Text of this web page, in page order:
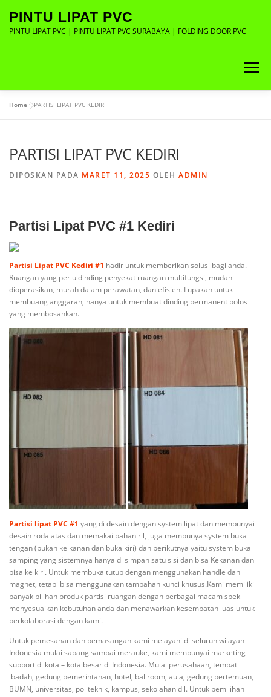
konten
PINTU LIPAT PVC
PINTU LIPAT PVC | PINTU LIPAT PVC SURABAYA | FOLDING DOOR PVC
Menu
Home »PARTISI LIPAT PVC KEDIRI
PARTISI LIPAT PVC KEDIRI
DIPOSKAN PADA MARET 11, 2025 OLEH ADMIN
Partisi Lipat PVC #1 Kediri
Partisi Lipat PVC Kediri #1 hadir untuk memberikan solusi bagi anda.
Ruangan yang perlu dinding penyekat ruangan multifungsi, mudah
dioperasikan, murah dalam perawatan, dan efisien. Lupakan untuk
membuang anggaran, hanya untuk membuat dinding permanent polos
yang membosankan.
Partisi lipat PVC #1 yang di desain dengan system lipat dan mempunyai
desain roda atas dan memakai bahan ril, juga mempunya system buka
tengan (bukan ke kanan dan buka kiri) dan berikutnya yaitu system buka
samping yang sistemnya hanya di simpan satu sisi dan bisa Kekanan dan
bisa ke kiri. Untuk membuka tutup dengan menggunakan handle dan
magnet, tetapi bisa menggunakan tambahan kunci khusus.Kami memiliki
banyak pilihan produk partisi ruangan dengan berbagai macam spek
menyesuaikan kebutuhan anda dan menawarkan kesempatan luas untuk
berkolaborasi dengan kami.
Untuk pemesanan dan pemasangan kami melayani di seluruh wilayah
Indonesia mulai sabang sampai merauke, kami mempunyai marketing
support di kota – kota besar di Indonesia. Mulai perusahaan, tempat
ibadah, gedung pemerintahan, hotel, ballroom, aula, gedung pertemuan,
BUMN, universitas, politeknik, kampus, sekolahan dll. Untuk pemilihan